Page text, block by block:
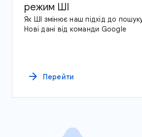
режим ШІ
Як ШІ змінює наш підхід до
Нові дані від команди Google
arrow_forward Перейти